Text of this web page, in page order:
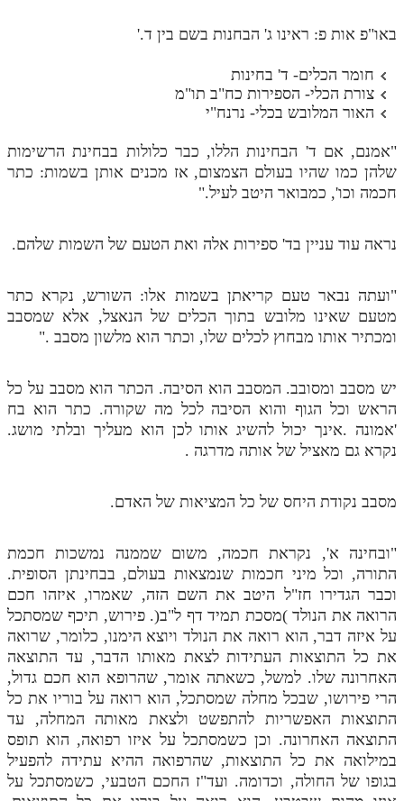
דף היומי בזוהר הקדוש
באו"פ אות פ: ראינו ג' הבחנות בשם בין ד.'
חומר הכלים- ד' בחינות
צורת הכלי- הספירות כח"ב תו"מ
האור המלובש בכלי- נרנח"י
"אמנם, אם ד' הבחינות הללו, כבר כלולות בבחינת הרשימות
שלהן כמו שהיו בעולם הצמצום, אז מכנים אותן בשמות: כתר
חכמה וכו', כמבואר היטב לעיל."
נראה עוד עניין בד' ספירות אלה ואת הטעם של השמות שלהם.
"ועתה נבאר טעם קריאתן בשמות אלו: השורש, נקרא כתר
מטעם שאינו מלובש בתוך הכלים של הנאצל, אלא שמסבב
ומכתיר אותו מבחוץ לכלים שלו, וכתר הוא מלשון מסבב ."
יש מסבב ומסובב. המסבב הוא הסיבה. הכתר הוא מסבב על כל
הראש וכל הגוף והוא הסיבה לכל מה שקורה. כתר הוא בח
'אמונה .אינך יכול להשיג אותו לכן הוא מעליך ובלתי מושג.
נקרא גם מאציל של אותה מדרגה .
מסבב נקודת היחס של כל המציאות של האדם.
"ובחינה א', נקראת חכמה, משום שממנה נמשכות חכמת
התורה, וכל מיני חכמות שנמצאות בעולם, בבחינתן הסופית.
וכבר הגדירו חז"ל היטב את השם הזה, שאמרו, איזהו חכם
הרואה את הנולד )מסכת תמיד דף ל"ב(. פירוש, תיכף שמסתכל
על איזה דבר, הוא רואה את הנולד ויוצא הימנו, כלומר, שרואה
את כל התוצאות העתידות לצאת מאותו הדבר, עד התוצאה
האחרונה שלו. למשל, כשאתה אומר, שהרופא הוא חכם גדול,
הרי פירושו, שבכל מחלה שמסתכל, הוא רואה על בוריו את כל
התוצאות האפשריות להתפשט ולצאת מאותה המחלה, עד
התוצאה האחרונה. וכן כשמסתכל על איזו רפואה, הוא תופס
במילואה את כל התוצאות, שהרפואה ההיא עתידה להפעיל
בגופו של החולה, וכדומה. ועד"ז החכם הטבעי, כשמסתכל על